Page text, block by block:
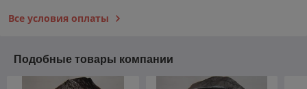
Все условия оплаты
Подобные товары компании